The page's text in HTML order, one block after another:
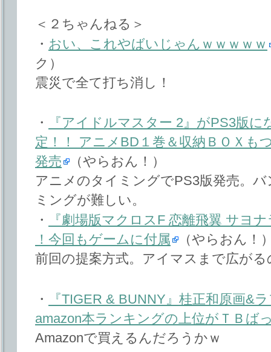
＜２ちゃんねる＞
・ おい、これやばいじゃんｗｗｗｗｗ
ク）
震災で全て打ち消し！
・
『アイドルマスター 2』がPS3版に
定！！ アニメBD１巻＆収納ＢＯＸも
発売
（やらおん！）
アニメのタイミングでPS3版発売。
ミングが難しい。
・
『劇場版マクロスF 恋離飛翼 サヨ
！今回もゲームに付属
（やらおん！
前回の提案方式。アイマスまで広が
・
『TIGER & BUNNY』桂正和原画&
amazon本ランキングの上位がＴＢば
Amazonで買えるんだろうかｗ